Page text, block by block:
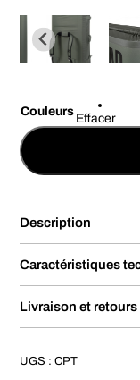
Couleurs
Effacer
Description
Caractéristiques
Livraison et retours
UGS :CPT